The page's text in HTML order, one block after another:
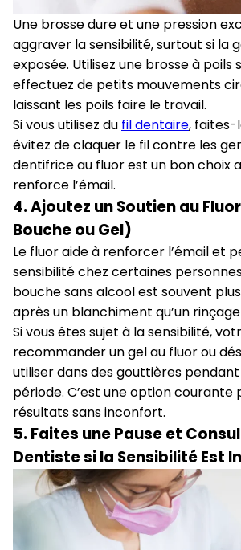
Une brosse dure et une pression
aggraver la sensibilité, surtout si la
exposée. Utilisez une brosse à poils
effectuez de petits mouvements
laissant les poils faire le travail.
Si vous utilisez du fil dentaire,
évitez de claquer le fil contre les
dentifrice au fluor est un bon choix
renforce l’émail.
4. Ajoutez un Soutien au
Bouche ou Gel)
Le fluor aide à renforcer l’émail et
sensibilité chez certaines
bouche sans alcool est souvent
après un blanchiment qu’un
Si vous êtes sujet à la sensibilité,
recommander un gel au fluor ou
utiliser dans des gouttières
période. C’est une option courante
résultats sans inconfort.
5. Faites une Pause et
Dentiste si la Sensibilité Est